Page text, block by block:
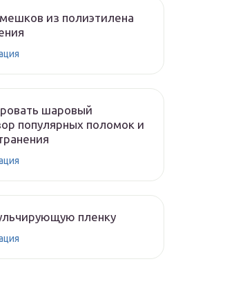
из полиэтилена
шаровый
популярных поломок и
пленку